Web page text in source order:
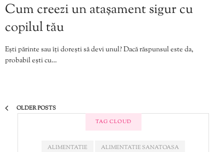
Cum creezi un atașament sigur cu
copilul tău
Ești părinte sau îți dorești să devi unul? Dacă răspunsul este da,
probabil ești cu…
OLDER POSTS
TAG CLOUD
ALIMENTATIE
ALIMENTATIE SANATOASA